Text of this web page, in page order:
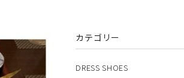
カテゴリー
DRESS SHOES